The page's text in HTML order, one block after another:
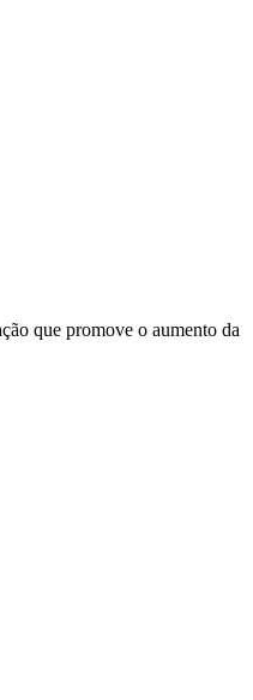
que promove o aumento da